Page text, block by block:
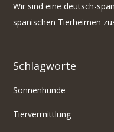
Wir sind eine deutsch-
spanischen Tierheimen
Schlagworte
Sonnenhunde
Tiervermittlung